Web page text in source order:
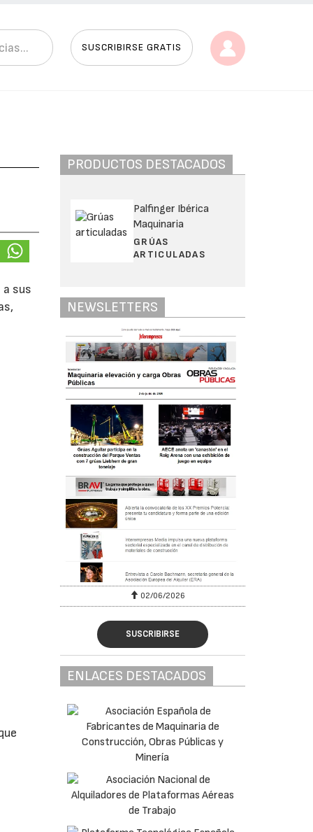
SUSCRIBIRSE GRATIS
sus
PRODUCTOS DESTACADOS
Palfinger Ibérica
Maquinaria
GRÚAS
ARTICULADAS
NEWSLETTERS
02/06/2026
SUSCRIBIRSE
ENLACES DESTACADOS